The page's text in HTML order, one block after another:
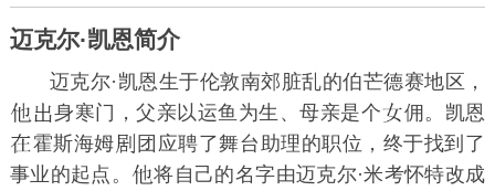
迈克尔·凯恩简介
迈克尔·凯恩生于伦敦南郊脏乱的伯芒德赛地区，
身寒门，父亲以运鱼为生、母亲是个
佣。凯恩
霍斯海姆
团应聘了舞台助理的职位，终于找到了
事业的起点。
将自己的名字由迈克尔·米考怀特改成